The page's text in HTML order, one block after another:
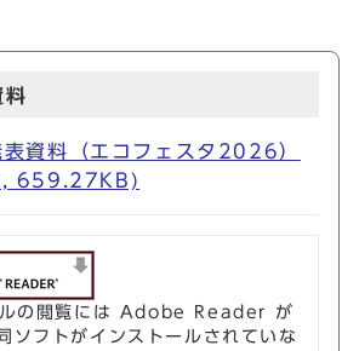
料
表資料（エコフェスタ2026）
, 659.27KB)
ルの閲覧には Adobe Reader が
ソフトがインストールされていな